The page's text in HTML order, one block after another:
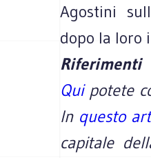
Agostini
dopo la loro
Riferimenti
Quipotete
In questo
capitale